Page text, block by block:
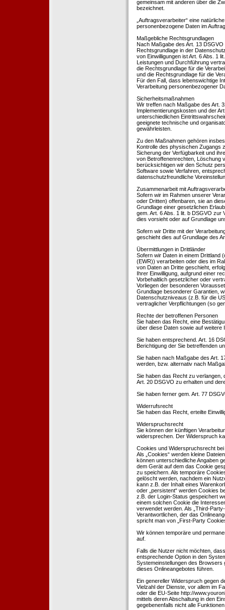
gemeinsam mit anderen über die
bezeichnet.
„Auftragsverarbeiter“ eine
personenbezogene Daten im
Maßgebliche Rechtsgrundlagen
Nach Maßgabe des Art. 13
Rechtsgrundlage in der
von Einwilligungen ist Art. 6 Abs. 1
Leistungen und Durchführung
die Rechtsgrundlage für die
und die Rechtsgrundlage für die
Für den Fall, dass lebenswichtige
Verarbeitung personenbezogener
Sicherheitsmaßnahmen
Wir treffen nach Maßgabe des Art.
Implementierungskosten und der
unterschiedlichen
geeignete technische und
gewährleisten.
Zu den Maßnahmen gehören
Kontrolle des physischen Zugangs
Sicherung der Verfügbarkeit und
von Betroffenenrechten, Löschung
berücksichtigen wir den Schutz
Software sowie Verfahren,
datenschutzfreundliche
Zusammenarbeit mit
Sofern wir im Rahmen unserer
oder Dritten) offenbaren, sie an
Grundlage einer gesetzlichen
gem. Art. 6 Abs. 1 lit. b DSGVO zur
dies vorsieht oder auf Grundlage
Sofern wir Dritte mit der
geschieht dies auf Grundlage des
Übermittlungen in Drittländer
Sofern wir Daten in einem Drittland
(EWR)) verarbeiten oder dies im
von Daten an Dritte geschieht,
Ihrer Einwilligung, aufgrund einer
Vorbehaltlich gesetzlicher oder
Vorliegen der besonderen
Grundlage besonderer Garantien,
Datenschutzniveaus (z.B. für die
vertraglicher Verpflichtungen (so
Rechte der betroffenen Personen
Sie haben das Recht, eine
über diese Daten sowie auf weitere
Sie haben entsprechend. Art. 16
Berichtigung der Sie betreffenden
Sie haben nach Maßgabe des Art.
werden, bzw. alternativ nach
Sie haben das Recht zu verlangen,
Art. 20 DSGVO zu erhalten und
Sie haben ferner gem. Art. 77
Widerrufsrecht
Sie haben das Recht, erteilte
Widerspruchsrecht
Sie können der künftigen
widersprechen. Der Widerspruch
Cookies und Widerspruchsrecht
Als „Cookies“ werden kleine
können unterschiedliche Angaben
dem Gerät auf dem das Cookie
zu speichern. Als temporäre
gelöscht werden, nachdem ein
kann z.B. der Inhalt eines
oder „persistent“ werden Cookies
z.B. der Login-Status gespeichert
einem solchen Cookie die
verwendet werden. Als „Third-
Verantwortlichen, der das
spricht man von „First-Party
Wir können temporäre und
auf.
Falls die Nutzer nicht möchten,
entsprechende Option in den
Systemeinstellungen des
dieses Onlineangebotes führen.
Ein genereller Widerspruch gegen
Vielzahl der Dienste, vor allem im
oder die EU-Seite http://
mittels deren Abschaltung in den
gegebenenfalls nicht alle